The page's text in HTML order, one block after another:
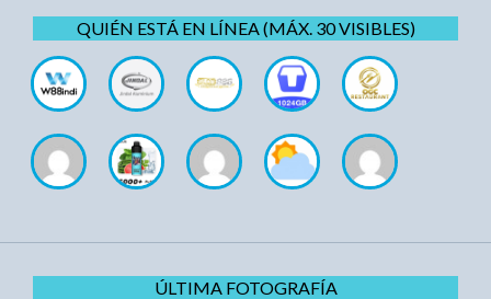
QUIÉN ESTÁ EN LÍNEA (MÁX. 30 VISIBLES)
ÚLTIMA FOTOGRAFÍA